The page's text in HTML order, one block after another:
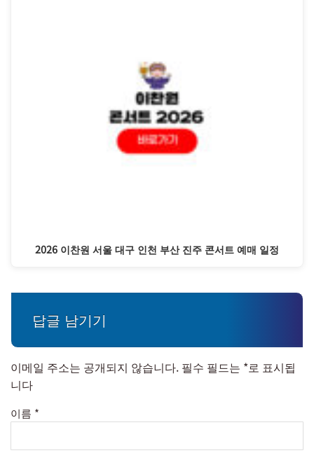
2026 이찬원 서울 대구 인천 부산 진주 콘서트 예매 일정
답글 남기기
이메일 주소는 공개되지 않습니다. 필수 필드는 *로 표시됩
니다
이름 *